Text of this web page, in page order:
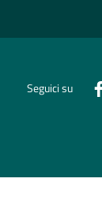
Seguici su